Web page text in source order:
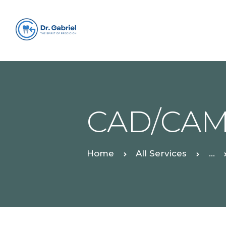
CAD/
Home All Services ...